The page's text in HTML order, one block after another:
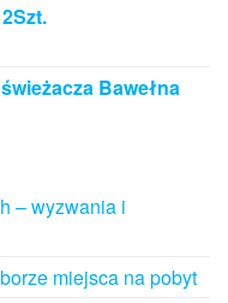
Bawełna
– wyzwania i
miejsca na pobyt